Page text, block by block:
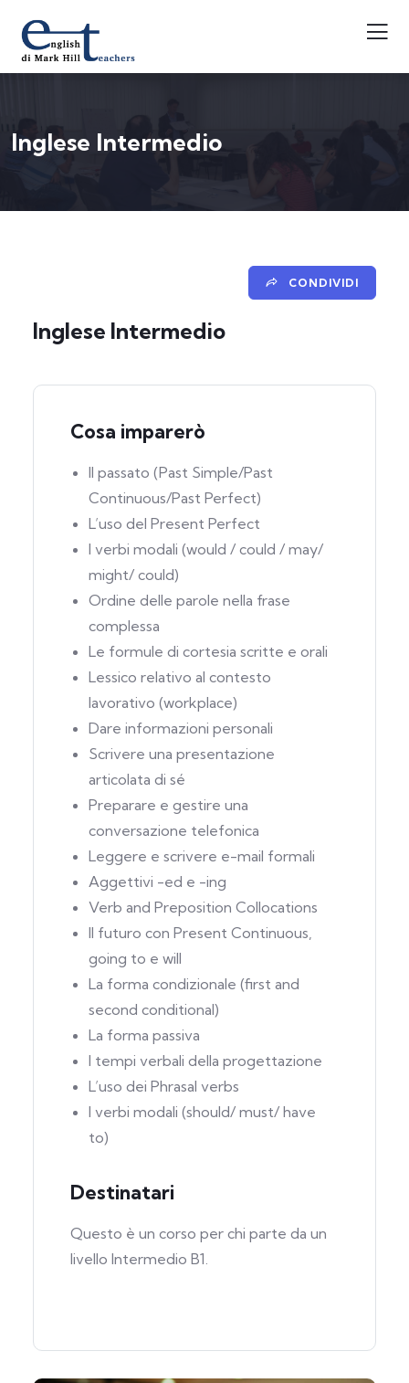
Inglese Intermedio
CONDIVIDI
Inglese Intermedio
Cosa imparerò
Il passato (Past Simple/Past
Continuous/Past Perfect)
L’uso del Present Perfect
I verbi modali (would / could / may/
might/ could)
Ordine delle parole nella frase
complessa
Le formule di cortesia scritte e orali
Lessico relativo al contesto
lavorativo (workplace)
Dare informazioni personali
Scrivere una presentazione
articolata di sé
Preparare e gestire una
conversazione telefonica
Leggere e scrivere e-mail formali
Aggettivi -ed e -ing
Verb and Preposition Collocations
Il futuro con Present Continuous,
going to e will
La forma condizionale (first and
second conditional)
La forma passiva
I tempi verbali della progettazione
L’uso dei Phrasal verbs
I verbi modali (should/ must/ have
to)
Destinatari
Questo è un corso per chi parte da un
livello Intermedio B1.